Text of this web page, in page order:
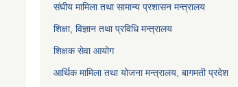
संघीय मामिला तथा सामान्य प्रशासन मन्त्रालय
शिक्षा, विज्ञान तथा प्रविधि मन्त्रालय
शिक्षक सेवा आयोग
आर्थिक मामिला तथा योजना मन्त्रालय, बागमती प्रदेश